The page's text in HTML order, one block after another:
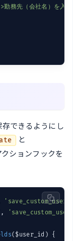
先（会社名）を入力
できるようにし
と
ションフックを
,
($user_id) {